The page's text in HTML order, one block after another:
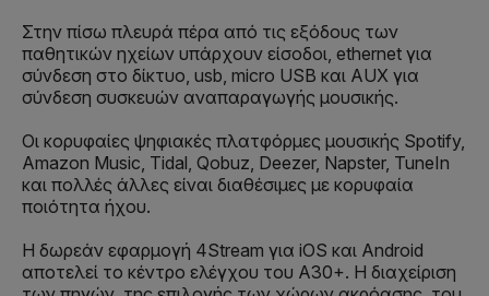
Στην πίσω πλευρά πέρα από τις εξόδους των
παθητικών ηχείων υπάρχουν είσοδοι, ethernet για
σύνδεση στο δίκτυο, usb, micro USB και AUX για
σύνδεση συσκευών αναπαραγωγής μουσικής.
Οι κορυφαίες ψηφιακές πλατφόρμες μουσικής Spotify,
Amazon Music, Tidal, Qobuz, Deezer, Napster, TuneIn
και πολλές άλλες είναι διαθέσιμες με κορυφαία
ποιότητα ήχου.
Η δωρεάν εφαρμογή 4Stream για iOS και Android
αποτελεί το κέντρο ελέγχου του A30+. Η διαχείριση